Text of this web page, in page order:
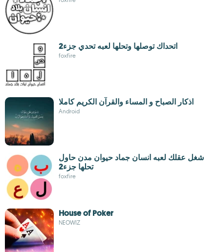
اتحداك توصلها وتحلها لعبه تحدي جزء2
foxfire
اذكار الصباح و المساء والقرآن الكريم كاملا
Android
شغل عقلك لعبه انسان جماد حيوان مدن حاول
تحلها جزء2
foxfire
House of Poker
NEOWIZ